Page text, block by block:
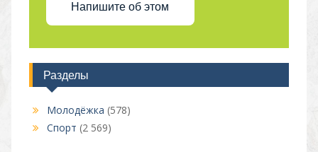
Напишите об этом
Разделы
Молодёжка (578)
Спорт (2 569)